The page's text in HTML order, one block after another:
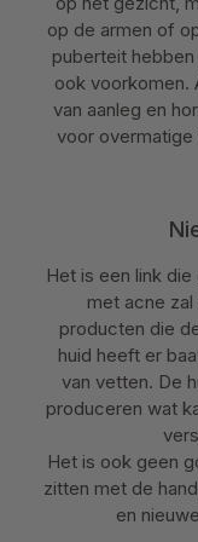
op de armen of
puberteit
ook voorkomen.
van aanleg en
voor
Het is een link
met acne
producten die
huid heeft er
van vetten. De
produceren wat
Het is ook geen
zitten met de
en